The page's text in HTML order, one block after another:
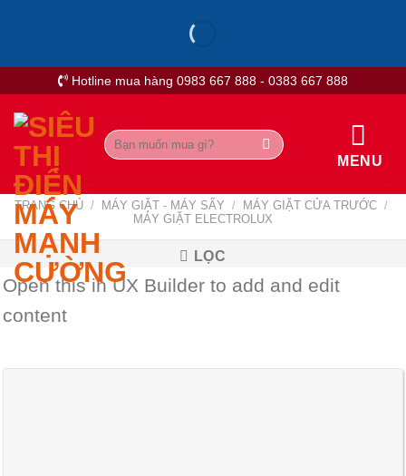
Hotline mua hàng 0983 667 888 - 0383 667 888
Tìm
kiếm:
MENU
TRANG CHỦ / MÁY GIẶT - MÁY SẤY / MÁY GIẶT CỬA TRƯỚC /
MÁY GIẶT ELECTROLUX
LỌC
Open this in UX Builder to add and edit
content